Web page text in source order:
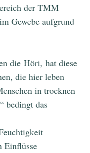
der TMM
Gewebe aufgrund
die Höri, hat diese
die hier leben
in trocknen
bedingt das
Einflüsse